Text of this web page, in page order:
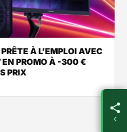
À L’EMPLOI AVEC
EN PROMO À -300 €
PRIX